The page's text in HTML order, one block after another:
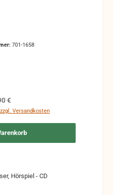
701-1658
Preis:
€
Versandkosten